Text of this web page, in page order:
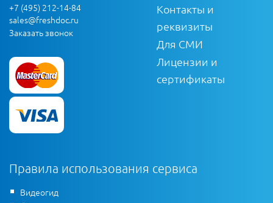
+7 (495) 212-14-84
sales@freshdoc.ru
Заказать звонок
Контакты и
реквизиты
Для СМИ
Лицензии и
сертификаты
Правила использования сервиса
Видеогид